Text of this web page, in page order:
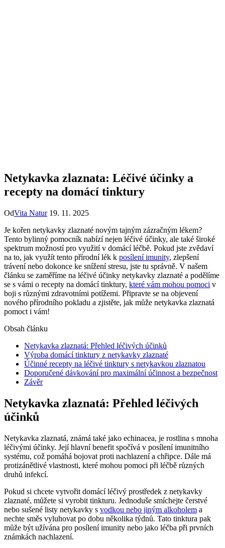
Netykavka zlaznata: Léčivé účinky a
recepty na domácí tinktury
OdVita Natur 19. 11. 2025
Je kořen netykavky zlaznaté novým tajným⁤ zázračným lékem?‍
Tento⁣ bylinný pomocník nabízí nejen ⁢léčivé účinky, ale⁤ také široké
spektrum možností pro využití v domácí‍ léčbě. Pokud jste ⁢zvědaví
na⁢ to, jak využít ⁢tento​ přírodní lék k posílení imunity, zlepšení
trávení nebo dokonce ke snížení ​stresu, jste tu správně. V‌ našem
článku‍ se zaměříme na léčivé ⁣účinky netykavky zlaznaté⁣ a ​podělíme
se s vámi o recepty⁤ na domácí tinktury, které vám mohou‍ pomoci ⁣ v
boji ⁢s různými ‍zdravotními‍ potížemi. Připravte se⁣ na objevení
nového⁤ přírodního ⁢pokladu a zjistěte, jak může netykavka zlaznatá
pomoct i vám!
Obsah článku
Netykavka zlaznatá: Přehled léčivých ‌účinků
Výroba⁣ domácí tinktury⁢ z netykavky​ zlaznaté
Účinné ‍recepty na léčivé tinktury s netykavkou zlaznatou
Doporučené dávkování pro maximální účinnost‌ a ‍bezpečnost
Závěr
Netykavka zlaznatá: Přehled léčivých
‌účinků
Netykavka ⁣zlaznatá,‍ známá také jako⁤ echinacea, je rostlina s mnoha
léčivými účinky. Její hlavní benefit ⁣spočívá v ⁣posílení imunitního⁢
systému, což pomáhá bojovat⁤ proti ⁣nachlazení a chřipce. Dále má
protizánětlivé‌ vlastnosti, které mohou‍ pomoci při léčbě různých
druhů⁤ infekcí.
Pokud si chcete vytvořit domácí léčivý ​prostředek z netykavky
zlaznaté, můžete si vyrobit ‍tinkturu. Jednoduše smíchejte‍ čerstvé
nebo⁣ sušené​ listy⁤ netykavky s‌ vodkou nebo jiným alkoholem ⁢a
⁤nechte směs ​vyluhovat po dobu několika ⁣týdnů. Tato tinktura pak
může​ být užívána pro ⁤posílení imunity nebo jako léčba při prvních
známkách⁣ nachlazení.